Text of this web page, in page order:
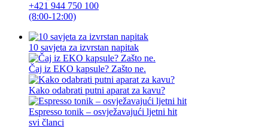
+421 944 750 100
(8:00-12:00)
10 savjeta za izvrstan napitak
Čaj iz EKO kapsule? Zašto ne.
Kako odabrati putni aparat za kavu?
Espresso tonik – osvježavajući ljetni hit
svi članci